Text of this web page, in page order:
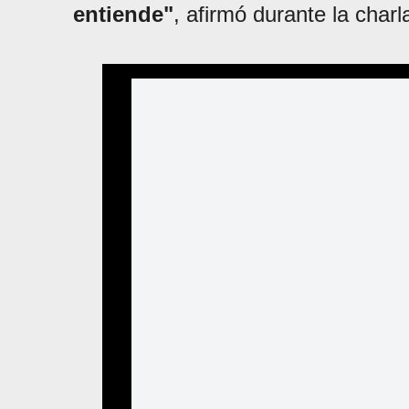
entiende", afirmó durante la